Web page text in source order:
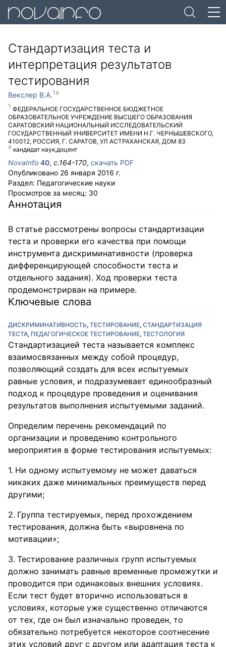
Стандартизация теста и
интерпретация результатов
тестирования
Векслер В.А.
ФЕДЕРАЛЬНОЕ ГОСУДАРСТВЕННОЕ БЮДЖЕТНОЕ
ОБРАЗОВАТЕЛЬНОЕ УЧРЕЖДЕНИЕ ВЫСШЕГО ОБРАЗОВАНИЯ
САРАТОВСКИЙ НАЦИОНАЛЬНЫЙ ИССЛЕДОВАТЕЛЬСКИЙ
ГОСУДАРСТВЕННЫЙ УНИВЕРСИТЕТ ИМЕНИ Н.Г. ЧЕРНЫШЕВСКОГО,
410012, РОССИЯ, Г. САРАТОВ, УЛ АСТРАХАНСКАЯ, ДОМ 83
кандидат наук,доцент
NovaInfo 40, с.164-170, скачать PDF
Опубликовано 26 января 2016 г.
Раздел: Педагогические науки
Просмотров за месяц: 30
Аннотация
В статье рассмотрены вопросы стандартизации
теста и проверки его качества при помощи
инструмента дискриминативности (проверка
дифференцирующей способности теста и
отдельного задания). Ход проверки теста
продемонстрирван на примере.
Ключевые слова
ДИСКРИМИНАТИВНОСТЬ, ТЕСТИРОВАНИЕ, СТАНДАРТИЗАЦИЯ
ТЕСТА, ПЕДАГОГИЧЕСКОЕ ТЕСТИРОВАНИЕ, ТЕСТОЛОГИЯ
Стандартизацией теста называется комплекс
взаимосвязанных между собой процедур,
позволяющий создать для всех испытуемых
равные условия, и подразумевает единообразный
подход к процедуре проведения и оценивания
результатов выполнения испытуемыми заданий.
Определим перечень рекомендаций по
организации и проведению контрольного
мероприятия в форме тестирования испытуемых:
Ни одному испытуемому не может даваться
никаких даже минимальных преимуществ перед
другими;
Группа тестируемых, перед прохождением
тестирования, должна быть «выровнена по
мотивации»;
Тестирование различных групп испытуемых
должно занимать равные временные промежутки и
проводится при одинаковых внешних условиях.
Если тест будет вторично использоваться в
условиях, которые уже существенно отличаются
от тех, где он был изначально проведен, то
обязательно потребуется некоторое соотнесение
этих условий друг с другом или адаптация теста к